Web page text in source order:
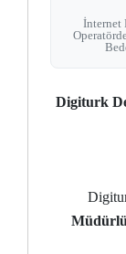
İnternet
Digiturk